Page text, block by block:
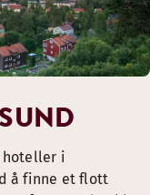
hoteller i
å finne et flott